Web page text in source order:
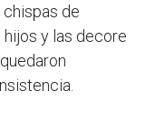
de
y las decore